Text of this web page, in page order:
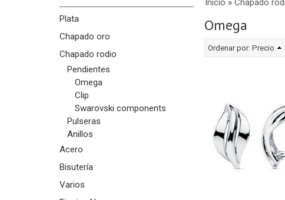
Plata
Chapado oro
Chapado rodio
Pendientes
Omega
Clip
Swarovski components
Pulseras
Anillos
Acero
Bisutería
Varios
Inicio » Chapado
Omega
Ordenar por: Precio